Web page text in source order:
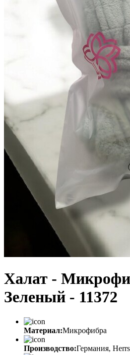
Халат -
Зеленый - 11372
Материал:Микрофибра
Производство:Германия,